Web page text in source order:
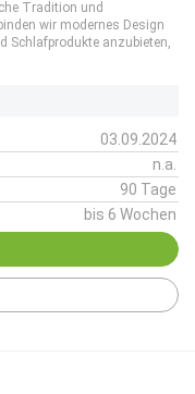
Tradition und
wir modernes Design
Schlafprodukte anzubieten,
03.09.2024
n.a.
90 Tage
bis 6 Wochen